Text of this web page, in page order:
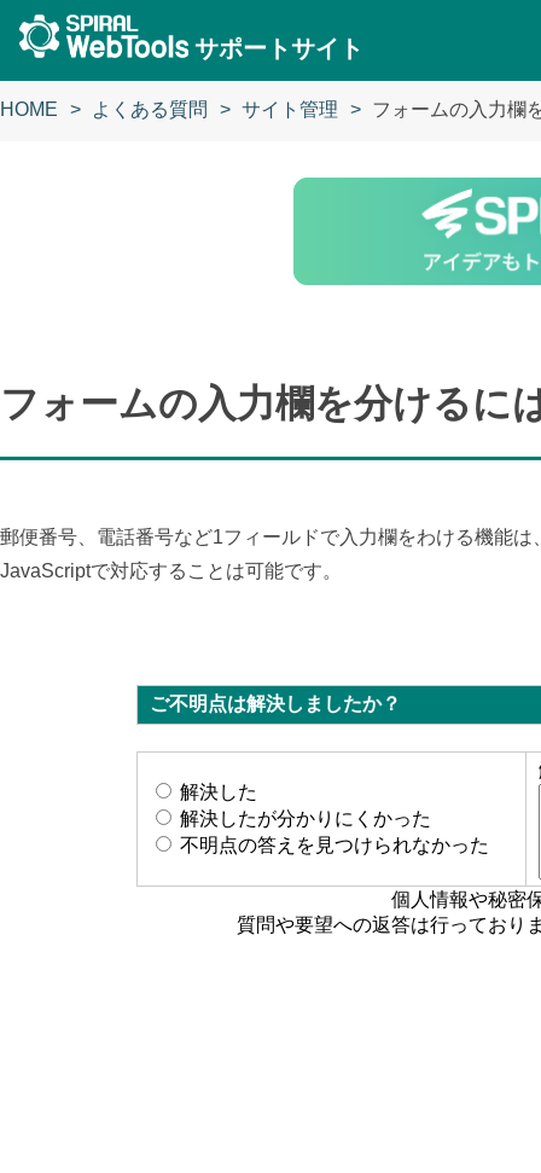
サポートサイト
HOME よくある質問 サイト管理 フォームの入力欄
フォームの入力欄を分けるに
郵便番号、電話番号など1フィールドで入力欄をわける機能
JavaScriptで対応することは可能です。